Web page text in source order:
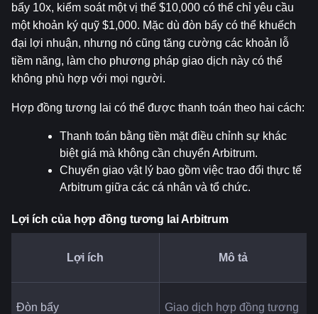
bẩy 10x, kiểm soát một vị thế $10,000 có thể chỉ yêu cầu
một khoản ký quỹ $1,000. Mặc dù đòn bẩy có thể khuếch
đại lợi nhuận, nhưng nó cũng tăng cường các khoản lỗ
tiềm năng, làm cho phương pháp giao dịch này có thể
không phù hợp với mọi người.
Hợp đồng tương lai có thể được thanh toán theo hai cách:
Thanh toán bằng tiền mặt điều chỉnh sự khác
biệt giá mà không cần chuyển Arbitrum.
Chuyển giao vật lý bao gồm việc trao đổi thực tế
Arbitrum giữa các cá nhân và tổ chức.
Lợi ích của hợp đồng tương lai Arbitrum
Lợi ích Mô tả
Đòn bẩy
Giao dịch hợp đồng tương